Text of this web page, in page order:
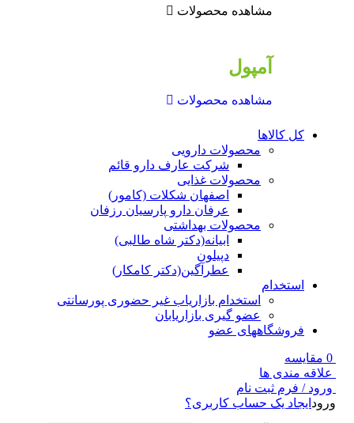
مشاهده محصولات
آمپول
مشاهده محصولات
کل کالاها
محصولات دارویی
شرکت عارف دارو قائم
محصولات غذایی
اصفهان شکلات (کامور)
عرفان دارو پارسیان رزفان
محصولات بهداشتی
ابیانه(دکتر شاه طالبی)
دپیلون
عطرآگین(دکتر کامکار)
استخدام
استخدام بازاریاب غیر حضوری پورسانتی
عضو گیری بازاریابان
فروشگاههای عضو
0 مقایسه
علاقه مندی ها
ورود / فرم ثبت نام
ورود ایجاد یک حساب کاربری؟